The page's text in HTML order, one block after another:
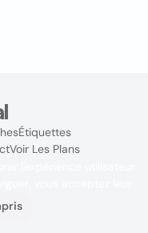
Étiquettes
Voir Les Plans
vous acceptez leur